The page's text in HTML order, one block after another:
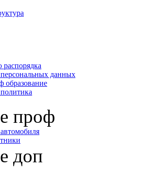
распорядка
данных
образование
проф
доп